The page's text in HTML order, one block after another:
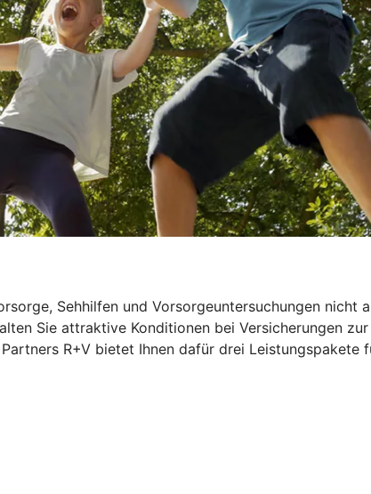
Sehhilfen und Vorsorgeuntersuchungen nicht
Sie attraktive Konditionen bei Versicherungen
R+V bietet Ihnen dafür drei Leistungspakete